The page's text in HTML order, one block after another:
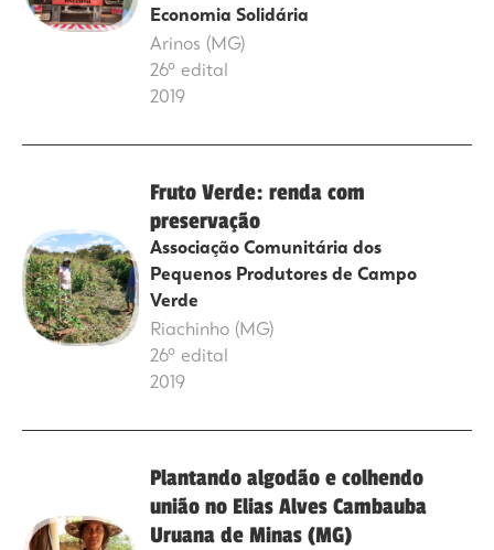
Economia Solidária
Arinos (MG)
26º edital
2019
Fruto Verde: renda com
preservação
Associação Comunitária dos
Pequenos Produtores de Campo
Verde
Riachinho (MG)
26º edital
2019
Plantando algodão e colhendo
união no Elias Alves Cambauba
Uruana de Minas (MG)